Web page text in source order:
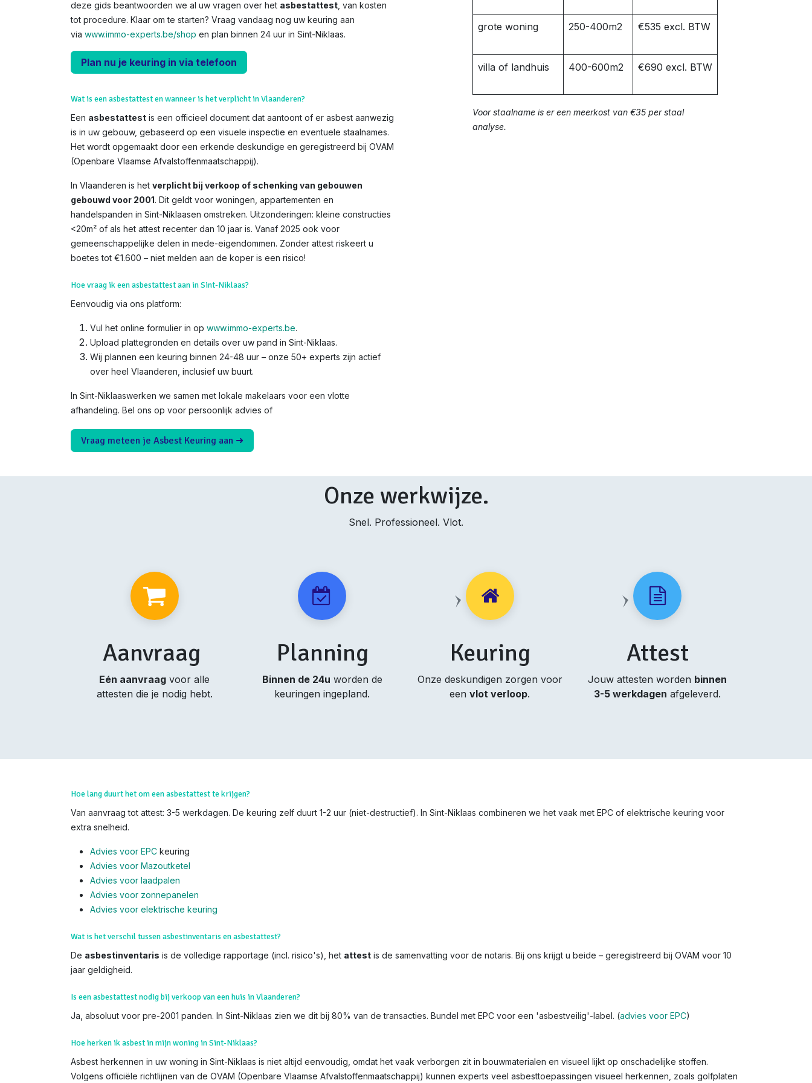
deze gids beantwoorden we al uw vragen over het asbestattest , van kosten
tot procedure. Klaar om te starten? Vraag vandaag nog uw keuring aan
via www.immo-experts.be/shop en plan binnen 24 uur in Sint-Niklaas.
Plan nu je keuring in via telefoon
Wat is een asbestattest en wanneer is het verplicht in Vlaanderen?
Een asbestattest is een officieel document dat aantoont of er asbest aanwezig
is in uw gebouw, gebaseerd op een visuele inspectie en eventuele staalnames.
Het wordt opgemaakt door een erkende deskundige en geregistreerd bij OVAM
(Openbare Vlaamse Afvalstoffenmaatschappij).
In Vlaanderen is het verplicht bij verkoop of schenking van gebouwen
gebouwd voor 2001. Dit geldt voor woningen, appartementen en
handelspanden in Sint-Niklaasen omstreken. Uitzonderingen: kleine constructies
<20m² of als het attest recenter dan 10 jaar is. Vanaf 2025 ook voor
gemeenschappelijke delen in mede-eigendommen. Zonder attest riskeert u
boetes tot €1.600 – niet melden aan de koper is een risico!​
Hoe vraag ik een asbestattest aan in Sint-Niklaas?
Eenvoudig via ons platform:
Vul het online formulier in op www.immo-experts.be.
Upload plattegronden en details over uw pand in Sint-Niklaas.
Wij plannen een keuring binnen 24-48 uur – onze 50+ experts zijn actief
over heel Vlaanderen, inclusief uw buurt.
In Sint-Niklaaswerken we samen met lokale makelaars voor een vlotte
afhandeling. Bel ons op voor persoonlijk advies of
Vraag meteen je Asbest Keuring aan ➜
grote woning 250-400m2 €535 excl. BTW
villa of landhuis 400-600m2 €690 excl. BTW
Voor staalname is er een meerkost van €35 per staal
analyse.
Onze werkwijze.
Snel. Professioneel. Vlot.
Aanvraag
Eén aanvraag voor alle
attesten die je nodig hebt.
Planning
Binnen de 24u worden de
keuringen ingepland.
Keuring
Onze deskundigen zorgen voor
eenvlot verloop.
Attest
Jouw attesten worden binnen
3-5 werkdagen afgeleverd.
Hoe lang duurt het om een asbestattest te krijgen?
Van aanvraag tot attest: 3-5 werkdagen. De keuring zelf duurt 1-2 uur (niet-destructief). In Sint-Niklaas combineren we het vaak met EPC of elektrische keuring voor
extra snelheid.
Advies voor EPC keuring
Advies voor Mazoutketel
Advies voor laadpalen
Advies voor zonnepanelen
Advies voor elektrische keuring
Wat is het verschil tussen asbestinventaris en asbestattest?
De asbestinventaris is de volledige rapportage (incl. risico's), het attest is de samenvatting voor de notaris. Bij ons krijgt u beide – geregistreerd bij OVAM voor 10
jaar geldigheid.
Is een asbestattest nodig bij verkoop van een huis in Vlaanderen?
Ja, absoluut voor pre-2001 panden. In Sint-Niklaas zien we dit bij 80% van de transacties. Bundel met EPC voor een 'asbestveilig'-label. (advies voor EPC)
Hoe herken ik asbest in mijn woning in Sint-Niklaas?
Asbest herkennen in uw woning in Sint-Niklaas is niet altijd eenvoudig, omdat het vaak verborgen zit in bouwmaterialen en visueel lijkt op onschadelijke stoffen.
Volgens officiële richtlijnen van de OVAM (Openbare Vlaamse Afvalstoffenmaatschappij) kunnen experts veel asbesttoepassingen visueel herkennen, zoals golfplaten